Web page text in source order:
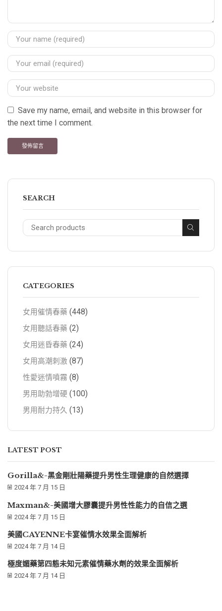
Save my name, email, and website in this browser for
the next time I comment.
SEARCH
CATEGORIES
女用催情春藥 (448)
女用聽話春藥 (2)
女用迷昏春藥 (24)
女用高潮刺激 (87)
性愛迷情噴霧 (8)
男用助勃增硬 (100)
男用耐力持久 (13)
LATEST POST
Gorilla&-黑金剛壯陽藥提升男性生理健康的自然選擇
2024 年 7 月 15 日
Maxman&-美國增大膠囊提升男性性能力的自信之選
2024 年 7 月 15 日
美國CAYENNE卡宴催情水效果全面解析
2024 年 7 月 14 日
極度媚藥第四態未知元素催情藥水劑的效果全面解析
2024 年 7 月 14 日